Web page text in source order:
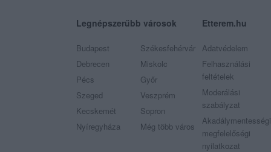
Legnépszerűbb városok
Budapest
Debrecen
Pécs
Szeged
Kecskemét
Nyíregyháza
Székesfehérvár
Miskolc
Győr
Veszprém
Sopron
Még több város
Etterem.hu
Adatvédelem
Felhasználási
feltételek
Moderálási
szabályzat
Akadálymentességi
megfelelőségi
nyilatkozat